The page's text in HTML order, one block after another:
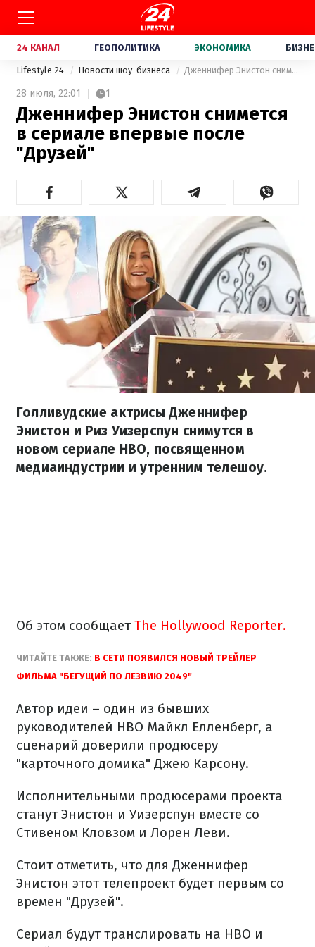
24 КАНАЛ ГЕОПОЛИТИКА ЭКОНОМИКА
Lifestyle 24 Новости шоу-бизнеса Дженнифер Энистон снимется в сериале впервые после "Друзей"
28 июля, 22:01 1
Дженнифер Энистон снимется
в сериале впервые после
"Друзей"
Голливудские актрисы Дженнифер
Энистон и Риз Уизерспун снимутся в
новом сериале HBO, посвященном
медиаиндустрии и утренним телешоу.
Об этом сообщаетThe Hollywood Reporter.
ЧИТАЙТЕ ТАКЖЕ: В СЕТИ ПОЯВИЛСЯ НОВЫЙ ТРЕЙЛЕР
ФИЛЬМА "БЕГУЩИЙ ПО ЛЕЗВИЮ 2049"
Автор идеи – один из бывших
руководителей HBO Майкл Елленберг, а
сценарий доверили продюсеру
"карточного домика" Джею Карсону.
Исполнительными продюсерами проекта
станут Энистон и Уизерспун вместе со
Стивеном Кловзом и Лорен Леви.
Стоит отметить, что для Дженнифер
Энистон этот телепроект будет первым со
времен "Друзей".
Сериал будут транслировать на HBO и